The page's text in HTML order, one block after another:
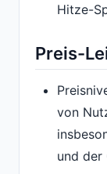
Hitze-
Preis-
von
und der